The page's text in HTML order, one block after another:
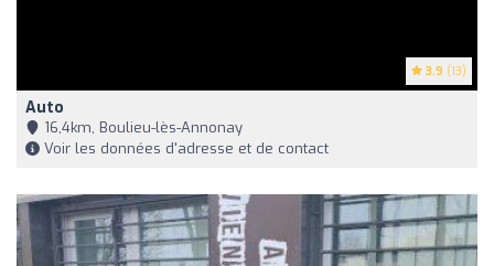
3.9 (13)
Auto
16,4km, Boulieu-lès-Annonay
Voir les données d'adresse et de contact